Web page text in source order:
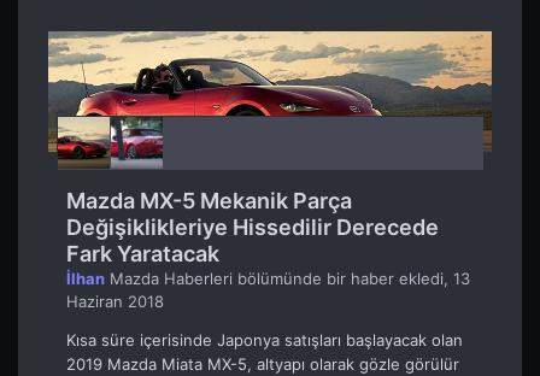
Mazda MX-5 Mekanik Parça
Değişiklikleriye Hissedilir Derecede
Fark Yaratacak
İlhan Mazda Haberleri bölümünde bir haber ekledi, 13
Haziran 2018
Kısa süre içerisinde Japonya satışları başlayacak olan
2019 Mazda Miata MX-5, altyapı olarak gözle görülür